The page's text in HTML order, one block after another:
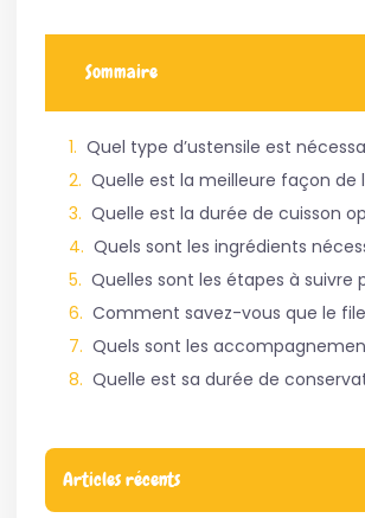
Sommaire
Quelle est la durée de cuisson
Articles récents